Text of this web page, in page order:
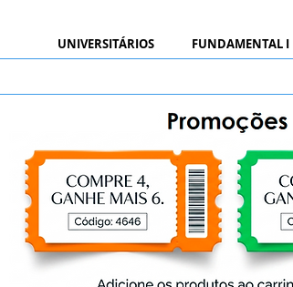
UNIVERSITÁRIOS FUNDAMENTAL I